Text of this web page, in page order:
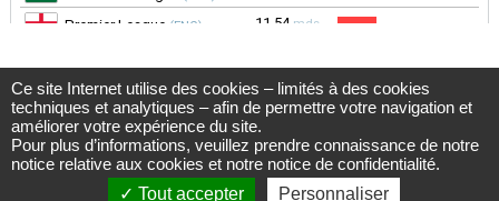
Observatoire du football CIES
Avenue DuPeyrou 1, 2000 Neuchâtel
(Suisse)
Tél. +41 (0)32 718 39 00
football.observatory@cies.ch
Ce site Internet utilise des cookies – limités à des cookies
techniques et analytiques – afin de permettre votre navigation et
améliorer votre expérience du site.
Pour plus d’informations, veuillez prendre connaissance de notre
notice relative aux cookies et notre notice de confidentialité.
Tout accepter
Personnaliser